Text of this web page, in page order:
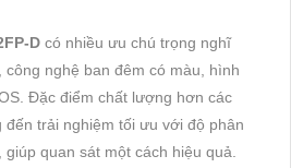
D có nhiều ưu chú trọng nghĩ
nghệ ban đêm có màu, hình
Đặc điểm chất lượng hơn các
trải nghiệm tối ưu với độ phân
quan sát một cách hiệu quả.